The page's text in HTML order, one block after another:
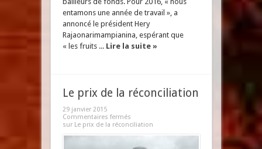
entamons une année de travail », a
annoncé le président Hery
Rajaonarimampianina, espérant que
« les fruits ... Lire la suite »
Le prix de la réconciliation
29 janvier 2015
Commentaires fermés
sur Le prix de la réconciliation